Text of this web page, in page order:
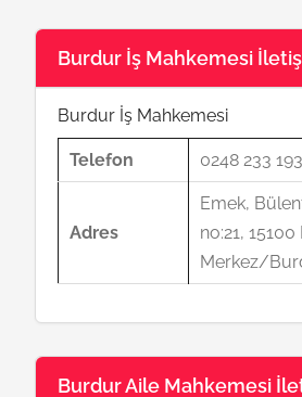
Burdur İş Mahkemesi
Burdur İş Mahkemesi
Telefon 0248 233
Adres
Emek,
no:21,
Merkez/
Burdur Aile Mahkemesi